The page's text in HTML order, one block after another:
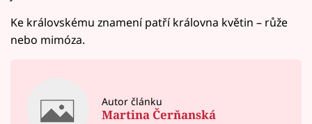
Ke královskému znamení patří královna květin – růže
nebo mimóza.
Autor článku
Martina Čerňanská